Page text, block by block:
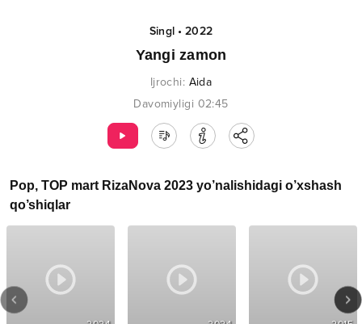
Singl•2022
Yangi zamon
Ijrochi: Aida
Davomiyligi 02:45
Pop, TOP mart RizaNova 2023 yo’nalishidagi o’xshash
qo’shiqlar